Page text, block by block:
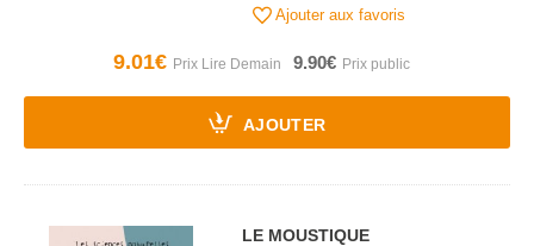
Ajouter aux favoris
9.01€ 9.90€
AJOUTER
LE MOUSTIQUE